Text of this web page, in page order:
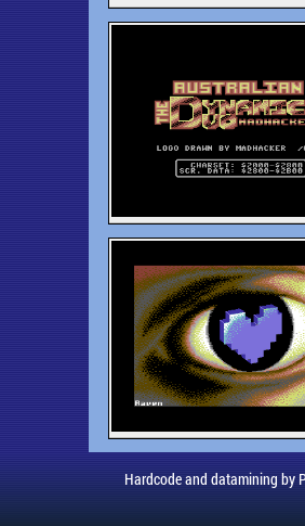
Hardcode and datamining by